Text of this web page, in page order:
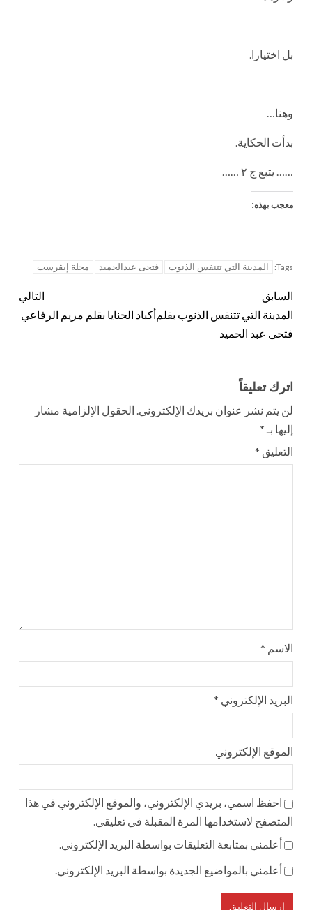
بل اختيارا.
وهنا…
بدأت الحكاية.
…… يتبع ج ٢ ……
معجب بهذه:
Tags: المدينة التي تتنفس الذنوب فتحى عبدالحميد مجلة إيڤرست
السابق
المدينة التي تتنفس الذنوب بقلم
فتحى عبد الحميد
التالي
أكباد الحنايا بقلم مريم الرفاعي
اترك تعليقاً
لن يتم نشر عنوان بريدك الإلكتروني. الحقول الإلزامية مشار
إليها بـ *
التعليق *
الاسم *
البريد الإلكتروني *
الموقع الإلكتروني
احفظ اسمي، بريدي الإلكتروني، والموقع الإلكتروني في هذا
المتصفح لاستخدامها المرة المقبلة في تعليقي.
أعلمني بمتابعة التعليقات بواسطة البريد الإلكتروني.
أعلمني بالمواضيع الجديدة بواسطة البريد الإلكتروني.